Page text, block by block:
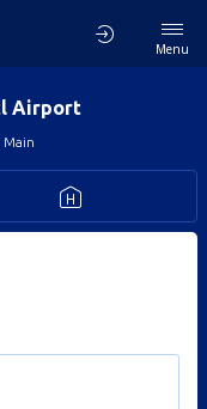
Menu
Airport